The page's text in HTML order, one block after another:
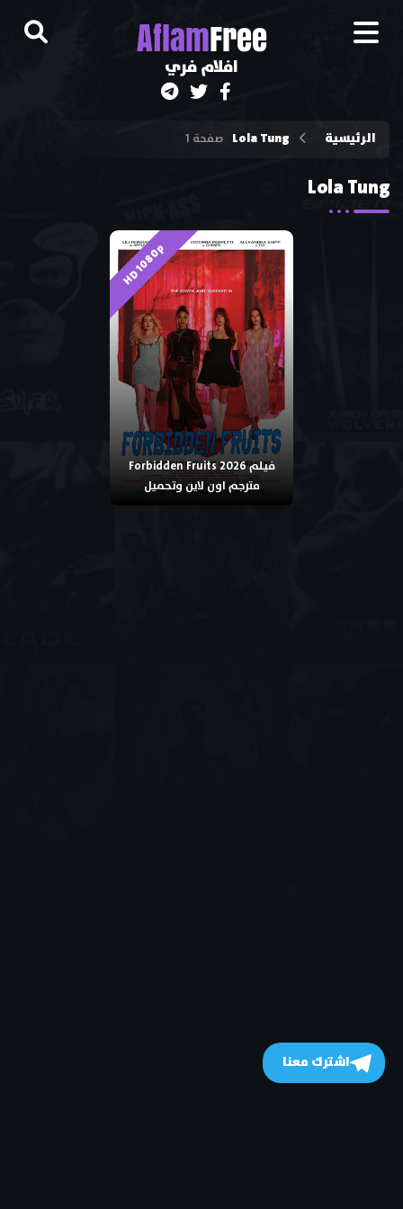
AflamFree
افلام فري
الرئيسية Lola Tung صفحة 1
Lola Tung
HD 1080p
فيلم Forbidden Fruits 2026
مترجم اون لاين وتحميل
اشترك معنا